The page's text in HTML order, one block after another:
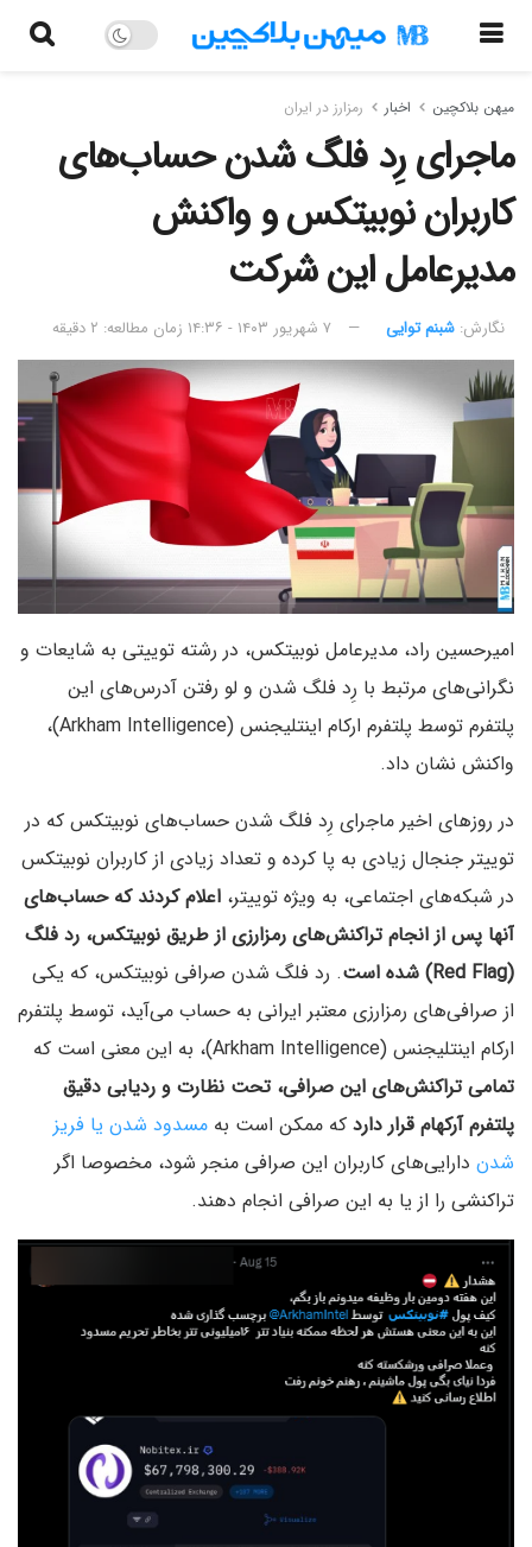
میهن بلاکچین اخبار رمزارز در ایران
ماجرای رِد فلگ شدن حساب‌های
کاربران نوبیتکس و واکنش
مدیرعامل این شرکت
نگارش:‌ شبنم توایی ۷ شهریور ۱۴۰۳ - ۱۴:۳۶ زمان مطالعه: ۲ دقیقه
امیرحسین راد، مدیرعامل نوبیتکس، در رشته توییتی به شایعات و
نگرانی‌های مرتبط با رِد فلگ شدن و لو رفتن آدرس‌های این
پلتفرم توسط پلتفرم ارکام اینتلیجنس (Arkham Intelligence)،
واکنش نشان داد.
در روزهای اخیر ماجرای رِد فلگ شدن حساب‌های نوبیتکس که در
توییتر جنجال زیادی به پا کرده و تعداد زیادی از کاربران نوبیتکس
در شبکه‌های اجتماعی، به ویژه توییتر، اعلام کردند که حساب‌های
آنها پس از انجام تراکنش‌های رمزارزی از طریق نوبیتکس، رد فلگ
(Red Flag) شده است
. رد فلگ شدن صرافی نوبیتکس، که یکی
از صرافی‌های رمزارزی معتبر ایرانی به حساب می‌آید، توسط پلتفرم
ارکام اینتلیجنس (Arkham Intelligence)، به این معنی است که
تمامی تراکنش‌های این صرافی، تحت نظارت و ردیابی دقیق
پلتفرم آرکهام قرار دارد که ممکن است به مسدود شدن یا فریز
شدن دارایی‌های کاربران این صرافی منجر شود، مخصوصا اگر
تراکنشی را از یا به این صرافی انجام دهند.